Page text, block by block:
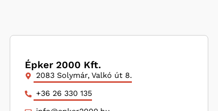
Épker 2000 Kft.
2083 Solymár, Valkó út 8.
+36 26 330 135